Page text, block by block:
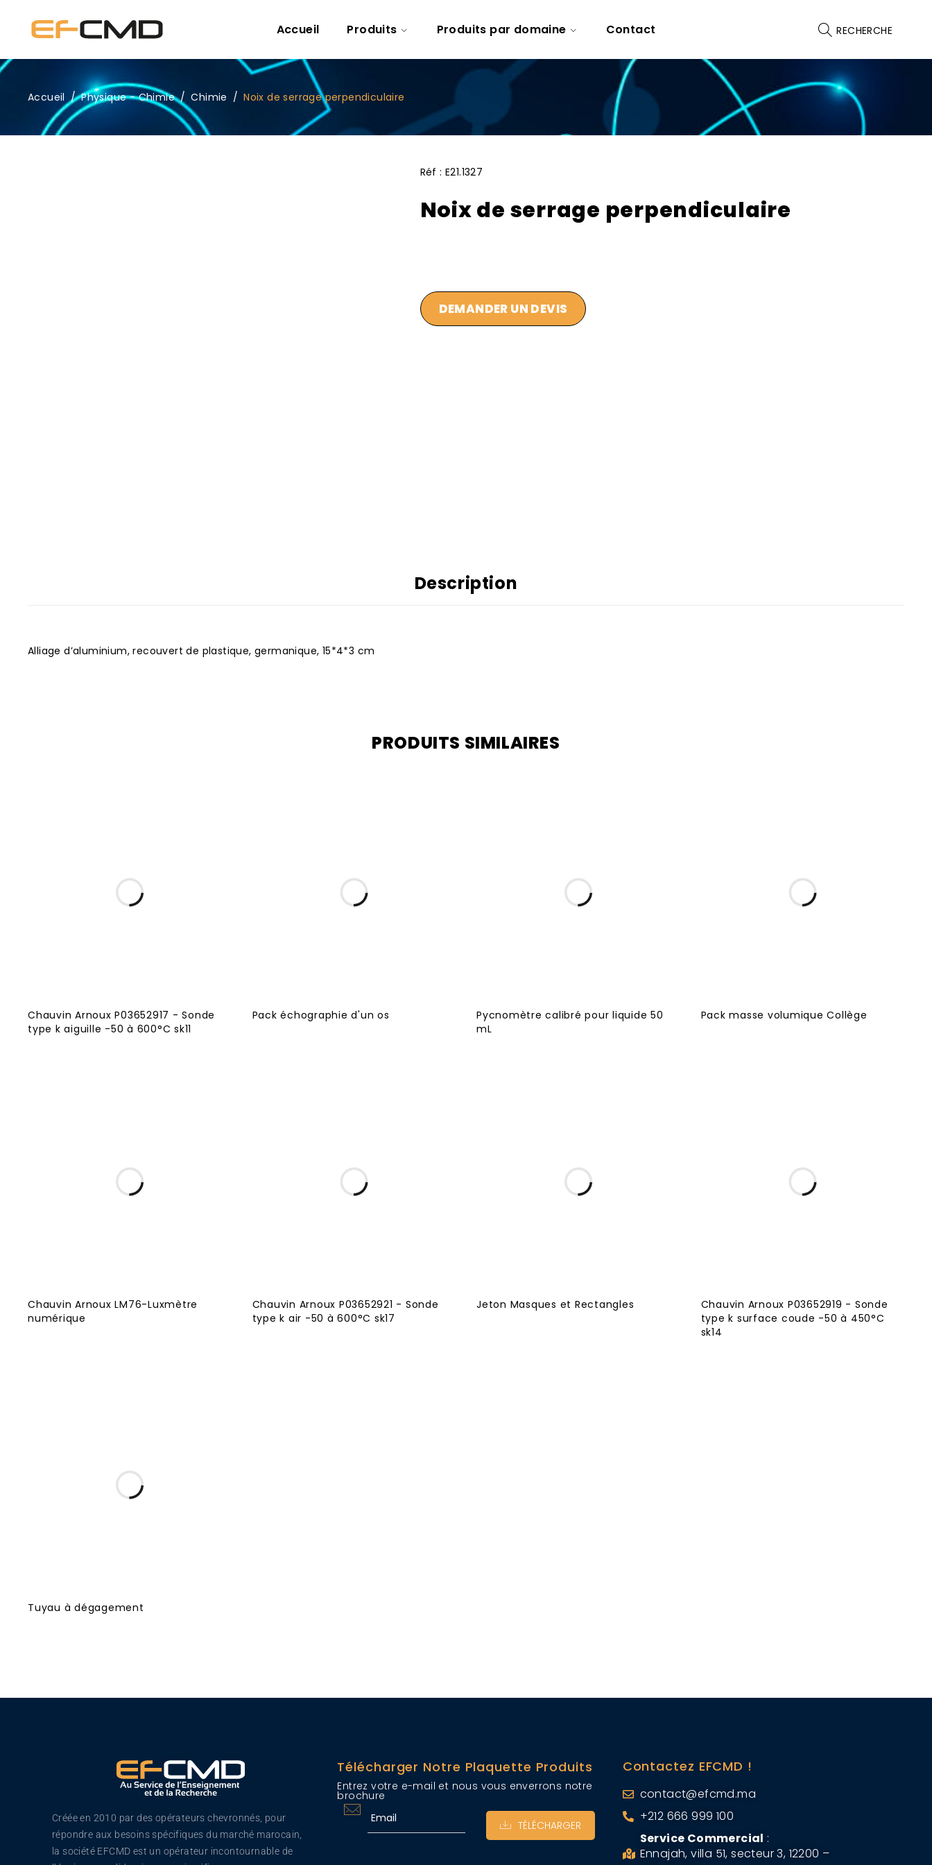
Accueil Produits Produits par domaine Contact RECHERCHE
Accueil / Physique - Chimie / Chimie / Noix de serrage perpendiculaire
Réf : E21.1327
Noix de serrage perpendiculaire
DEMANDER UN DEVIS
Description
Alliage d’aluminium, recouvert de plastique, germanique, 15*4*3 cm
PRODUITS SIMILAIRES
Chauvin Arnoux P03652917 - Sonde
type k aiguille -50 à 600°C sk11
Pack échographie d'un os
Pycnomètre calibré pour liquide 50
mL
Pack masse volumique Collège
Chauvin Arnoux LM76-Luxmètre
numérique
Chauvin Arnoux P03652921 - Sonde
type k air -50 à 600°C sk17
Jeton Masques et Rectangles
Chauvin Arnoux P03652919 - Sonde
type k surface coude -50 à 450°C
sk14
Tuyau à dégagement
Créée en 2010 par des opérateurs chevronnés, pour
répondre aux besoins spécifiques du marché marocain,
la société EFCMD est un opérateur incontournable de
Télécharger Notre Plaquette Produits
Entrez votre e-mail et nous vous enverrons notre
brochure
TÉLÉCHARGER
Contactez EFCMD !
contact@efcmd.ma
+212 666 999 100
Service Commercial :
Ennajah, villa 51, secteur 3, 12200 –